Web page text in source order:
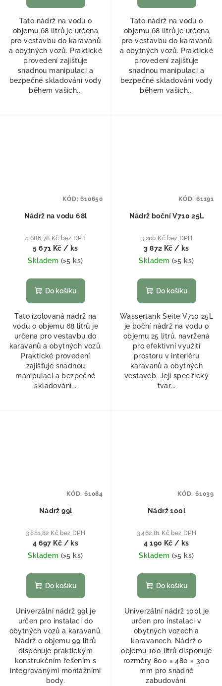
Tato nádrž na vodu o
objemu 68 litrů je určena
pro vestavbu do karavanů
a obytných vozů. Praktické
provedení zajišťuje
snadnou manipulaci a
bezpečné skladování vody
během vašich...
Tato nádrž na vodu o
objemu 68 litrů je určena
pro vestavbu do karavanů
a obytných vozů. Praktické
provedení zajišťuje
snadnou manipulaci a
bezpečné skladování vody
během vašich...
Nádrž na vodu 68l
4 686,78 Kč bez DPH
5 671 Kč / ks
Skladem (>5 ks)
Do košíku
Tato izolovaná nádrž na
vodu o objemu 68 litrů je
určena pro vestavbu do
karavanů a obytných vozů.
Praktické provedení
zajišťuje snadnou
manipulaci a bezpečné
skladování...
KÓD:610650
Nádrž boční V710 25L
3 200 Kč bez DPH
3 872 Kč / ks
Skladem (>5 ks)
Do košíku
Wassertank Seite V710 25L
je boční nádrž na vodu o
objemu 25 litrů, navržená
pro efektivní využití
prostoru v interiéru
karavanů a obytných
vestaveb. Její specifický
tvar...
KÓD: 61191
Nádrž 99l
3 881,82 Kč bez DPH
4 697 Kč / ks
Skladem (>5 ks)
Do košíku
Univerzální nádrž 99l je
určen pro instalaci do
obytných vozů a karavanů.
Nádrž o objemu 99 litrů
disponuje praktickým
konstrukčním řešením s
integrovanými montážními
body.
KÓD: 61084
Nádrž 100l
3 462,81 Kč bez DPH
4 190 Kč / ks
Skladem (>5 ks)
Do košíku
Univerzální nádrž 100l je
určen pro instalaci v
obytných vozech a
karavanech. Nádrž o
objemu 100 litrů disponuje
rozměry 800 × 480 × 300
mm pro snadné
zabudování.
KÓD: 61039